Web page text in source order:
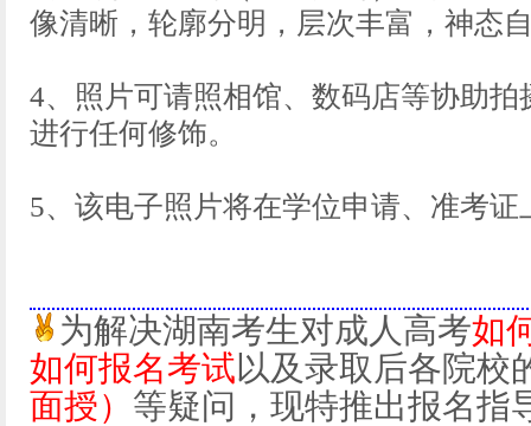
像清晰，轮廓分明，层次丰富，神态
4、照片可请照相馆、数码店等协助
进行任何修饰。
5、该电子照片将在学位申请、准考证
为解决湖南考生对成人高考如
如何报名考试以及录取后各院校
面授） 等疑问，现特推出报名指